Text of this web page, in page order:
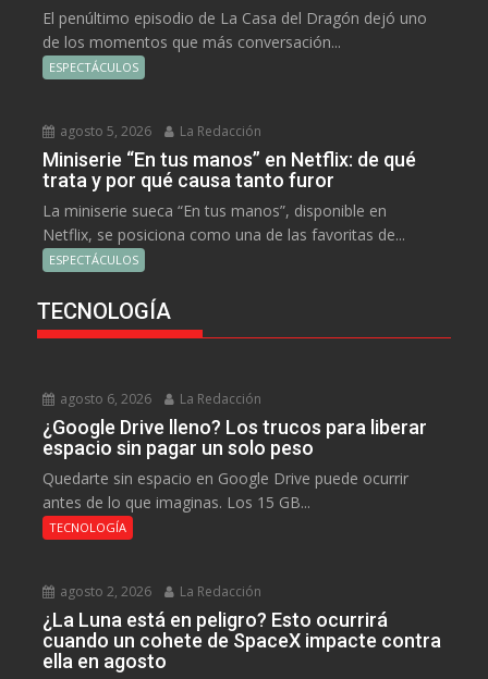
El penúltimo episodio de La Casa del Dragón dejó uno
de los momentos que más conversación...
ESPECTÁCULOS
agosto 5, 2026 La Redacción
Miniserie “En tus manos” en Netflix: de qué
trata y por qué causa tanto furor
La miniserie sueca “En tus manos”, disponible en
Netflix, se posiciona como una de las favoritas de...
ESPECTÁCULOS
TECNOLOGÍA
agosto 6, 2026 La Redacción
¿Google Drive lleno? Los trucos para liberar
espacio sin pagar un solo peso
Quedarte sin espacio en Google Drive puede ocurrir
antes de lo que imaginas. Los 15 GB...
TECNOLOGÍA
agosto 2, 2026 La Redacción
¿La Luna está en peligro? Esto ocurrirá
cuando un cohete de SpaceX impacte contra
ella en agosto